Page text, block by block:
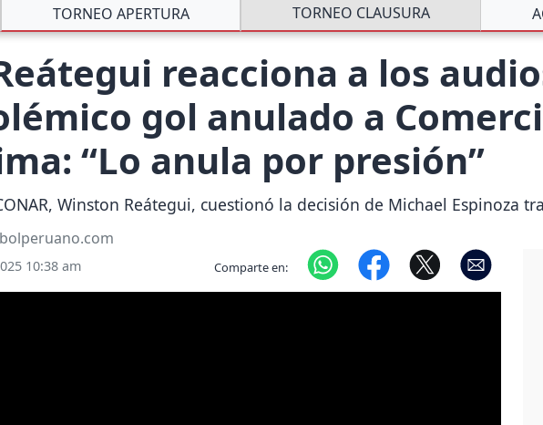
TORNEO APERTURA TORNEO CLAUSURA
reacciona a los
gol anulado a
“Lo anula por presión”
Winston Reátegui, cuestionó la decisión de Michael Espinoza
10:38 am Comparte en: